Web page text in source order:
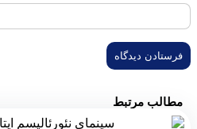
مطالب مرتبط